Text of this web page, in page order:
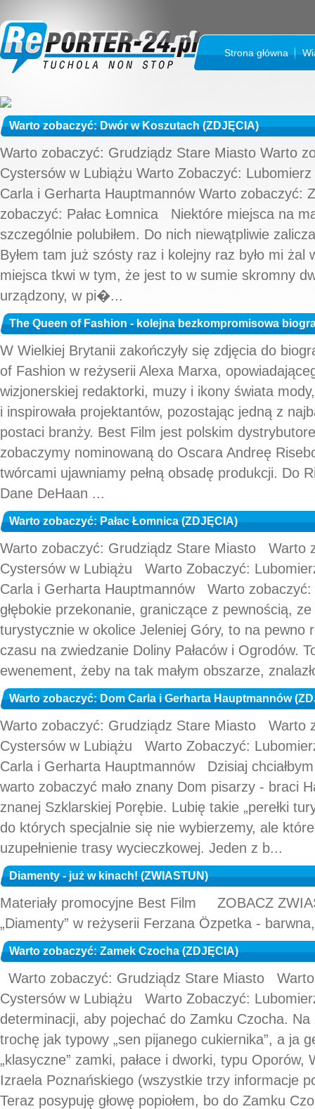
Strona główna
Warto zobaczyć: Dwór w Koszutach (ZDJĘCIA)
Warto zobaczyć: Grudziądz Stare Miasto Warto
Cystersów w Lubiążu Warto Zobaczyć:
Carla i Gerharta Hauptmannów Warto zobaczyć:
zobaczyć: Pałac Łomnica Niektóre miejsca na
szczególnie polubiłem. Do nich niewątpliwie
Byłem tam już szósty raz i kolejny raz było mi żal
miejsca tkwi w tym, że jest to w sumie skromny
urządzony, w pi�...
The Queen of Fashion - kolejna bezkompromisowa
W Wielkiej Brytanii zakończyły się zdjęcia do
of Fashion w reżyserii Alexa Marxa,
wizjonerskiej redaktorki, muzy i ikony świata
i inspirowała projektantów, pozostając jedną z
postaci branży. Best Film jest polskim
zobaczymy nominowaną do Oscara Andreę
twórcami ujawniamy pełną obsadę produkcji. Do
Dane DeHaan ...
Warto zobaczyć: Pałac Łomnica (ZDJĘCIA)
Warto zobaczyć: Grudziądz Stare Miasto Warto
Cystersów w Lubiążu Warto Zobaczyć:
Carla i Gerharta Hauptmannów Warto
głębokie przekonanie, graniczące z pewnością,
turystycznie w okolice Jeleniej Góry, to na pewno
czasu na zwiedzanie Doliny Pałaców i Ogrodów.
ewenement, żeby na tak małym obszarze,
Warto zobaczyć: Dom Carla i Gerharta Hauptmannów
Warto zobaczyć: Grudziądz Stare Miasto Warto
Cystersów w Lubiążu Warto Zobaczyć:
Carla i Gerharta Hauptmannów Dzisiaj
warto zobaczyć mało znany Dom pisarzy - braci
znanej Szklarskiej Porębie. Lubię takie „perełki
do których specjalnie się nie wybierzemy, ale
uzupełnienie trasy wycieczkowej. Jeden z b...
Diamenty - już w kinach! (ZWIASTUN)
Materiały promocyjne Best Film ZOBACZ
„Diamenty” w reżyserii Ferzana Özpetka -
Warto zobaczyć: Zamek Czocha (ZDJĘCIA)
Warto zobaczyć: Grudziądz Stare Miasto
Cystersów w Lubiążu Warto Zobaczyć:
determinacji, aby pojechać do Zamku Czocha. Na
trochę jak typowy „sen pijanego cukiernika”, a ja
„klasyczne” zamki, pałace i dworki, typu Oporów,
Izraela Poznańskiego (wszystkie trzy informacje
Teraz posypuję głowę popiołem, bo do Zamku